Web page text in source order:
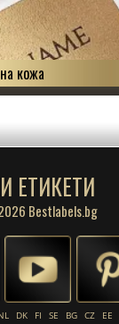
кожа
ЕТИКЕТИ
Bestlabels.bg
DK FI SE BG CZ
EE